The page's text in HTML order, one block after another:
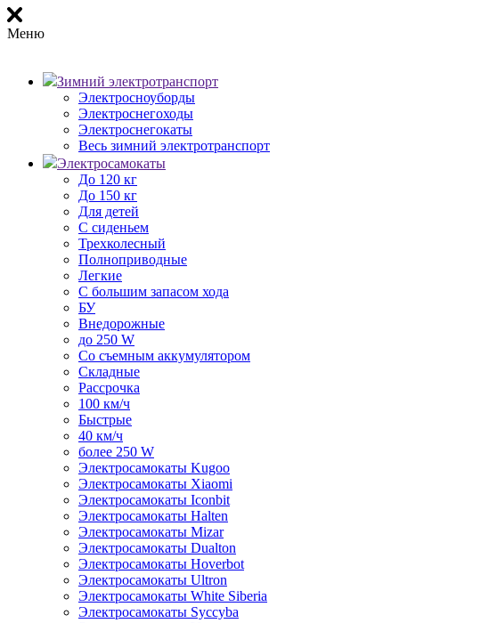
Меню
Зимний электротранспорт
Электросноуборды
Электроснегоходы
Электроснегокаты
Весь зимний электротранспорт
Электросамокаты
До 120 кг
До 150 кг
Для детей
С сиденьем
Трехколесный
Полноприводные
Легкие
С большим запасом хода
БУ
Внедорожные
до 250 W
Со съемным аккумулятором
Складные
Рассрочка
100 км/ч
Быстрые
40 км/ч
более 250 W
Электросамокаты Kugoo
Электросамокаты Xiaomi
Электросамокаты Iconbit
Электросамокаты Halten
Электросамокаты Mizar
Электросамокаты Dualton
Электросамокаты Hoverbot
Электросамокаты Ultron
Электросамокаты White Siberia
Электросамокаты Syccyba